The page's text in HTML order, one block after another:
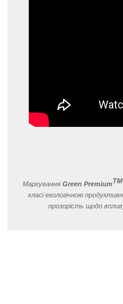
МаркуванняGreen PremiumTM
класі екологічною
прозорість щодо